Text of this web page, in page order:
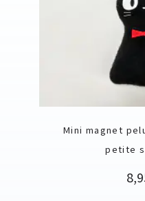
Mini magnet
petite